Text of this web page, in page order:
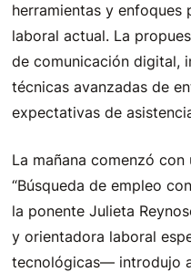
herramientas y enfoques
laboral actual. La
de comunicación digital,
técnicas avanzadas de
expectativas de
La mañana comenzó
“Búsqueda de empleo
la ponente Julieta
y orientadora laboral
tecnológicas— introdujo